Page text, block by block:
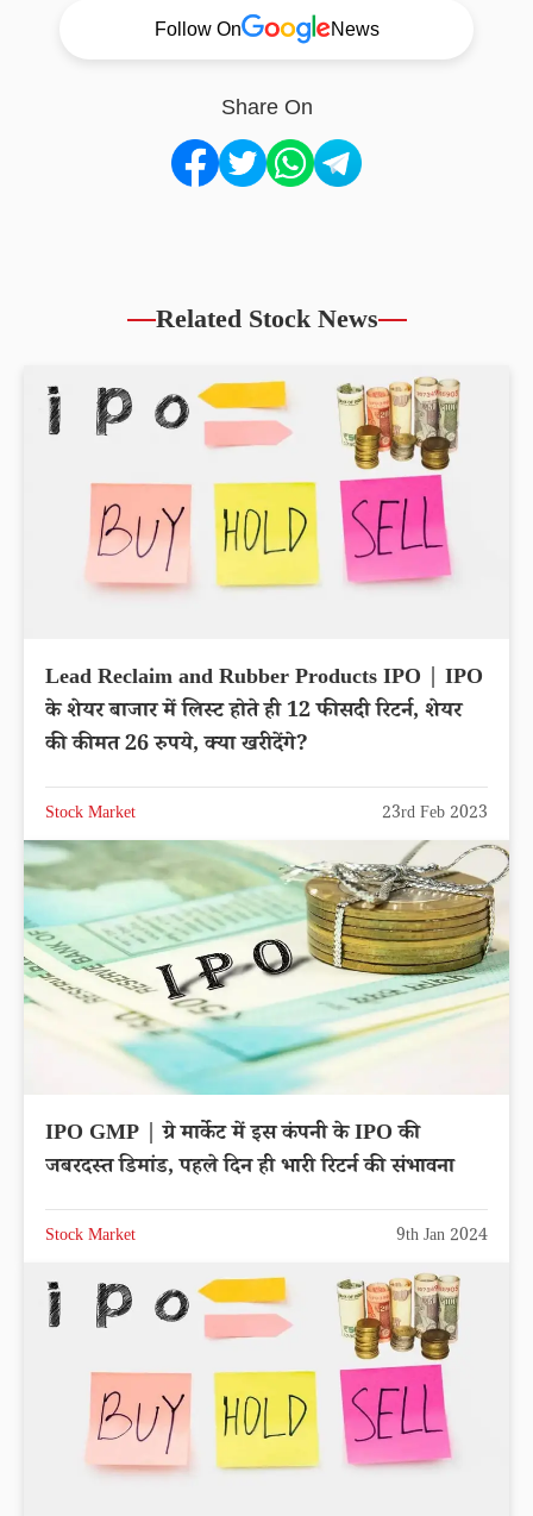
Follow On News
Share On
Related Stock News
Lead Reclaim and Rubber Products IPO | IPO
के शेयर बाजार में लिस्ट होते ही 12 फीसदी रिटर्न, शेयर
की कीमत 26 रुपये, क्या खरीदेंगे?
Stock Market 23rd Feb 2023
IPO GMP | ग्रे मार्केट में इस कंपनी के IPO की
जबरदस्त डिमांड, पहले दिन ही भारी रिटर्न की संभावना
Stock Market 9th Jan 2024